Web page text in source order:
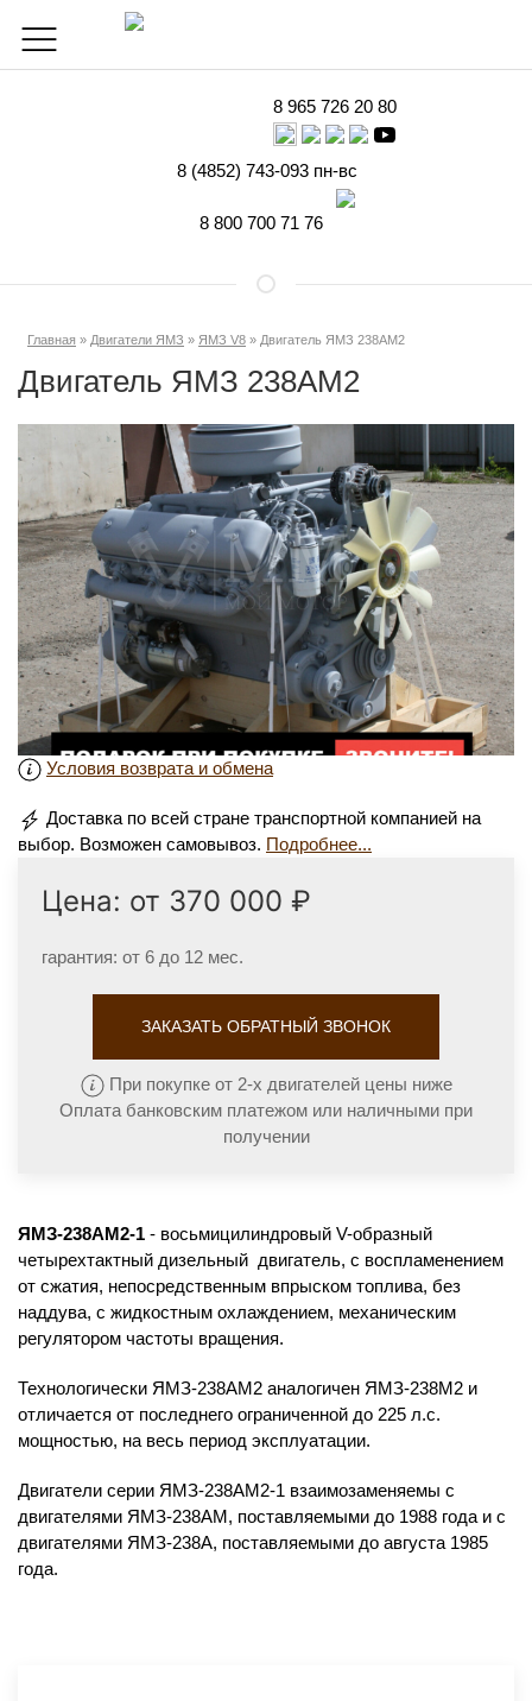
8 965 726 20 80
8 (4852) 743-093 пн-вс
8 800 700 71 76
Главная » Двигатели ЯМЗ » ЯМЗ V8 » Двигатель ЯМЗ 238АМ2
Двигатель ЯМЗ 238АМ2
Условия возврата и обмена
Доставка по всей стране транспортной компанией на
выбор. Возможен самовывоз. Подробнее...
Цена: от 370 000 ₽
гарантия: от 6 до 12 мес.
ЗАКАЗАТЬ ОБРАТНЫЙ ЗВОНОК
При покупке от 2-х двигателей цены ниже
Оплата банковским платежом или наличными при
получении
ЯМЗ-238АМ2-1 - восьмицилиндровый V-образный
четырехтактный дизельный двигатель, с воспламенением
от сжатия, непосредственным впрыском топлива, без
наддува, с жидкостным охлаждением, механическим
регулятором частоты вращения.
Технологически ЯМЗ-238АМ2 аналогичен ЯМЗ-238М2 и
отличается от последнего ограниченной до 225 л.с.
мощностью, на весь период эксплуатации.
Двигатели серии ЯМЗ-238АМ2-1 взаимозаменяемы с
двигателями ЯМЗ-238АМ, поставляемыми до 1988 года и с
двигателями ЯМЗ-238А, поставляемыми до августа 1985
года.